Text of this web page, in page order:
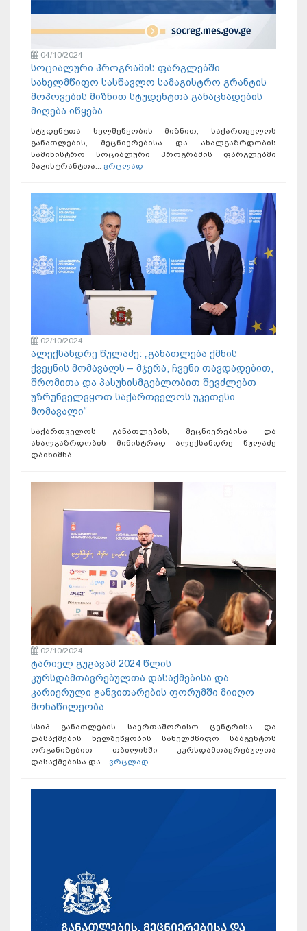
04/10/2024
სოციალური პროგრამის ფარგლებში
სახელმწიფო სასწავლო სამაგისტრო გრანტის
მოპოვების მიზნით სტუდენტთა განაცხადების
მიღება იწყება
სტუდენტთა ხელშეწყობის მიზნით, საქართველოს
განათლების, მეცნიერებისა და ახალგაზრდობის
სამინისტრო სოციალური პროგრამის ფარგლებში
მაგისტრანტთა... ვრცლად
02/10/2024
ალექსანდრე წულაძე: „განათლება ქმნის
ქვეყნის მომავალს – მჯერა, ჩვენი თავდადებით,
შრომითა და პასუხისმგებლობით შევძლებთ
უზრუნველვყოთ საქართველოს უკეთესი
მომავალი“
საქართველოს განათლების, მეცნიერებისა და
ახალგაზრდობის მინისტრად ალექსანდრე წულაძე
დაინიშნა.
02/10/2024
ტარიელ გუგავამ 2024 წლის
კურსდამთავრებულთა დასაქმებისა და
კარიერული განვითარების ფორუმში მიიღო
მონაწილეობა
სსიპ განათლების საერთაშორისო ცენტრისა და
დასაქმების ხელშეწყობის სახელმწიფო სააგენტოს
ორგანიზებით თბილისში კურსდამთავრებულთა
დასაქმებისა და... ვრცლად